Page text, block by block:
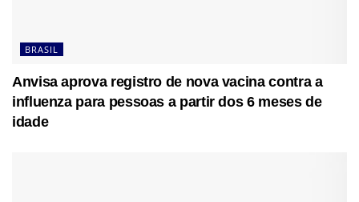
BRASIL
Anvisa aprova registro de nova vacina contra a
influenza para pessoas a partir dos 6 meses de
idade